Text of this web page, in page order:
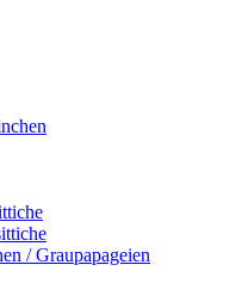
/ Graupapageien